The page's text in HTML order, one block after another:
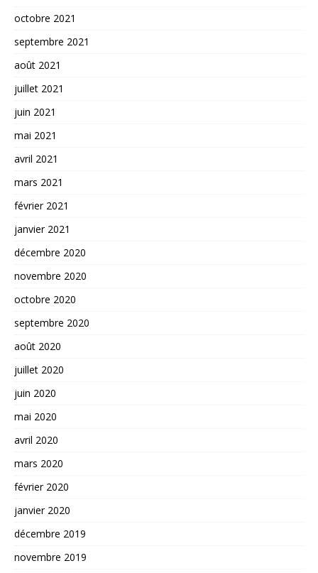
octobre 2021
septembre 2021
août 2021
juillet 2021
juin 2021
mai 2021
avril 2021
mars 2021
février 2021
janvier 2021
décembre 2020
novembre 2020
octobre 2020
septembre 2020
août 2020
juillet 2020
juin 2020
mai 2020
avril 2020
mars 2020
février 2020
janvier 2020
décembre 2019
novembre 2019